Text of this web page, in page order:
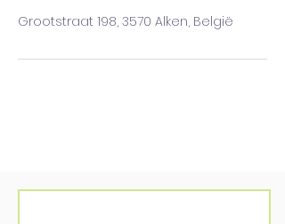
Grootstraat 198, 3570 Alken, België